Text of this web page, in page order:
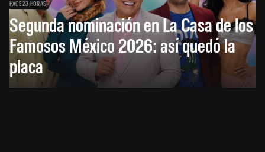
HACE 23 HORAS
Segunda nominación en La Casa de los
Famosos México 2026: así quedó la
placa